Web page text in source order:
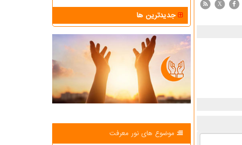
X
جدیدترین ها
موضوع های نور معرفت